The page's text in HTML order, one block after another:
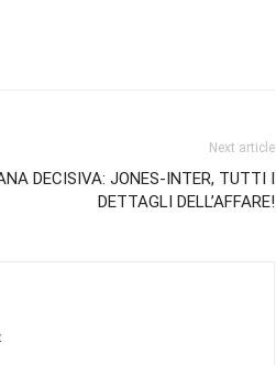
Next article
DECISIVA: JONES-INTER, TUTTI I
DETTAGLI DELL’AFFARE!